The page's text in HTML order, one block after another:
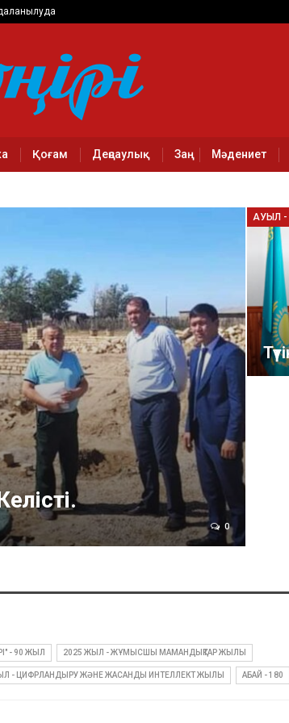
Қоғам Деңсаулық Заң Мәдениет
0
АУЫЛ -
- 90 ЖЫЛ 2025 ЖЫЛ - ЖҰМЫСШЫ МАМАНДЫҚТАР ЖЫЛЫ
- ЦИФРЛАНДЫРУ ЖӘНЕ ЖАСАНДЫ ИНТЕЛЛЕКТ ЖЫЛЫ АБАЙ - 180